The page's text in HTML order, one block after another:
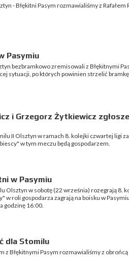
- Błękitni Pasym rozmawialiśmy z
Pasymiu
bezbramkowo zremisowali z Błękitnymi
sytuacji, po których powinien strzelić
i Grzegorz Żytkiewicz
II Olsztyn w ramach 8. kolejki czwartej ligi
w tym meczu będą gospodarzem.
w Pasymiu
Olsztyn w sobotę (22 września) rozegrają 8.
w roli gospodarza zagrają na boisku w
godzinę 16:00.
dla Stomilu
z Błękitnymi Pasym rozmawialiśmy z